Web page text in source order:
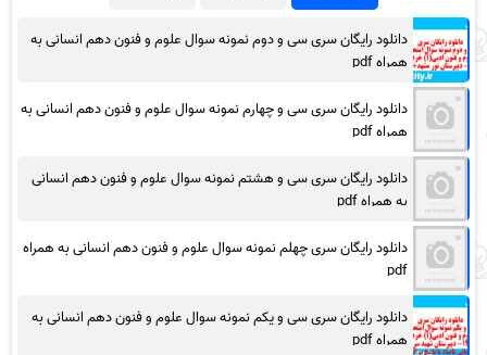
دانلود رایگان سری سی و دوم نمونه سوال علوم و فنون دهم انسانی به
همراه pdf
دانلود رایگان سری سی و چهارم نمونه سوال علوم و فنون دهم انسانی به
همراه pdf
دانلود رایگان سری سی و هشتم نمونه سوال علوم و فنون دهم انسانی
به همراه pdf
دانلود رایگان سری چهلم نمونه سوال علوم و فنون دهم انسانی به همراه
pdf
دانلود رایگان سری سی و یکم نمونه سوال علوم و فنون دهم انسانی به
همراه pdf